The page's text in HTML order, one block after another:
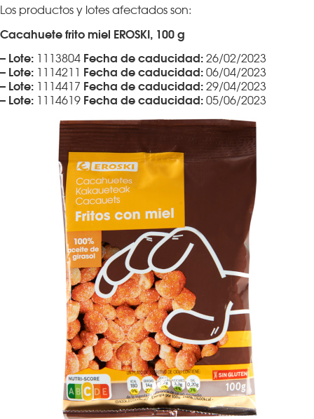
Los productos y lotes afectados son:
Cacahuete frito miel EROSKI, 100 g
– Lote: 1113804 Fecha de caducidad:26/02/2023
– Lote: 1114211 Fecha de caducidad:06/04/2023
– Lote: 1114417 Fecha de caducidad:29/04/2023
– Lote: 1114619 Fecha de caducidad:05/06/2023